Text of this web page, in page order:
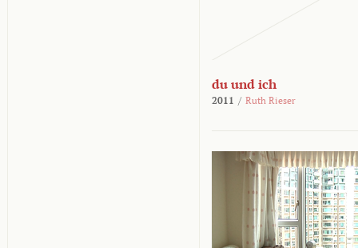
du und ich
2011 / Ruth Rieser